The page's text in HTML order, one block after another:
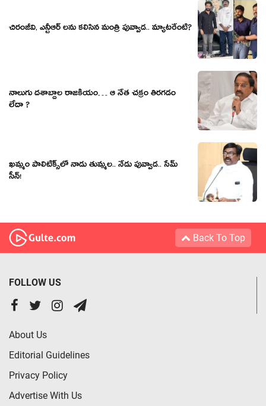
చిరంజీవి, ఎన్టీఆర్ లను కలిసిన మంత్రి పువ్వాడ.. మ్యాటరేంటి?
నాలుగు ద‌శాబ్దాల రాజ‌కీయం… ఆ నేత చ‌క్రం తిర‌గ‌డం
లేదా ?
ఖ‌మ్మం పాలిటిక్స్‌లో నాడు తుమ్మ‌ల‌.. నేడు పువ్వాడ‌.. సేమ్
సీన్‌!
Back To Top
FOLLOW US
About Us
Editorial Guidelines
Privacy Policy
Advertise With Us